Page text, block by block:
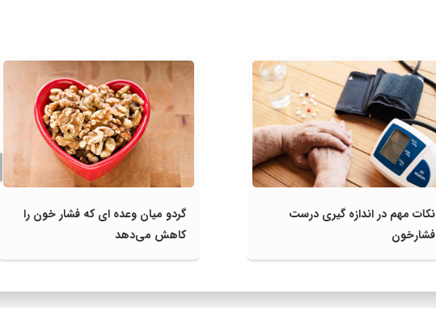
نکات مهم در اندازه گیری درست
فشارخون
گردو میان‌ وعده‌ ای که فشار خون را
کاهش می‌دهد